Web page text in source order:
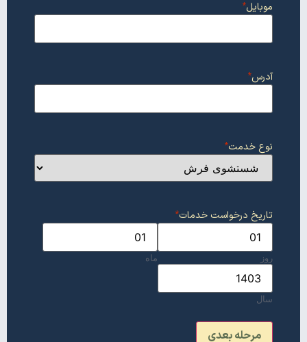
موبایل*
آدرس*
نوع خدمت*
تاریخ درخواست خدمات*
روز ماه
سال